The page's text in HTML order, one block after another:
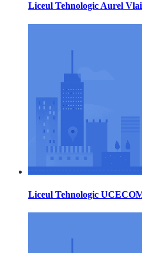
Liceul Tehnologic Aurel
Liceul Tehnologic